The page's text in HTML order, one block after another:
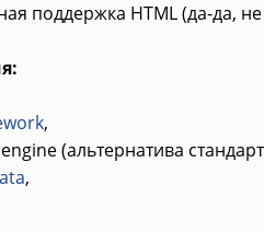
поддержка HTML (да-да,
,
(альтернатива
,